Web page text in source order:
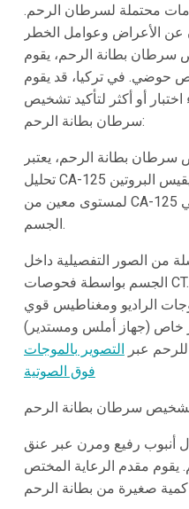
محتملة لسرطان الرحم.
عن الأعراض وعوامل الخطر
سرطان بطانة الرحم، يقوم
حوضي. في تركيا، قد يقوم
أو أكثر لتأكيد تشخيص
سرطان بطانة الرحم:
سرطان بطانة الرحم، يعتبر
تحليل CA-125 اختبار دم يقيس البروتين CA-125. يمكن
لمستوى معين من CA-125 أن يشير إلى وجود سرطان في
الجسم.
من الصور التفصيلية داخل
الجسم بواسطة فحوصات CT. في عملية التشخيص، تستخدم
الراديو ومغناطيس قوي
خاص (جهاز أملس ومستدير)
عبر التصوير بالموجات
فوق الصوتية
أنبوب رفيع ومرن عبر عنق
يقوم مقدم الرعاية المختص